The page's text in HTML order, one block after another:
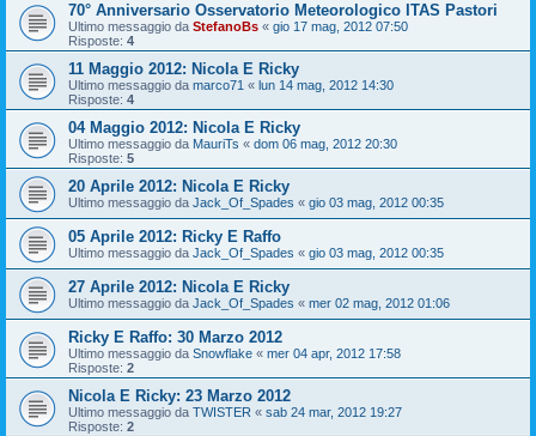
70° Anniversario Osservatorio Meteorologico ITAS Pastori
Ultimo messaggio da StefanoBs « gio 17 mag, 2012 07:50
Risposte: 4
11 Maggio 2012: Nicola E Ricky
Ultimo messaggio da marco71 « lun 14 mag, 2012 14:30
Risposte: 4
04 Maggio 2012: Nicola E Ricky
Ultimo messaggio da MauriTs « dom 06 mag, 2012 20:30
Risposte: 5
20 Aprile 2012: Nicola E Ricky
Ultimo messaggio da Jack_Of_Spades « gio 03 mag, 2012 00:35
05 Aprile 2012: Ricky E Raffo
Ultimo messaggio da Jack_Of_Spades « gio 03 mag, 2012 00:35
27 Aprile 2012: Nicola E Ricky
Ultimo messaggio da Jack_Of_Spades « mer 02 mag, 2012 01:06
Ricky E Raffo: 30 Marzo 2012
Ultimo messaggio da Snowflake « mer 04 apr, 2012 17:58
Risposte: 2
Nicola E Ricky: 23 Marzo 2012
Ultimo messaggio da TWISTER « sab 24 mar, 2012 19:27
Risposte: 2